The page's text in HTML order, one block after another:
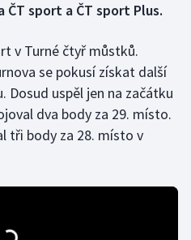
sport a ČT sport Plus.
v Turné čtyř můstků.
se pokusí získat další
Dosud uspěl jen na začátku
dva body za 29. místo.
tři body za 28. místo v